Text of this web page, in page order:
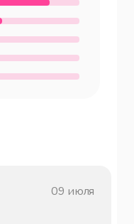
09 июля